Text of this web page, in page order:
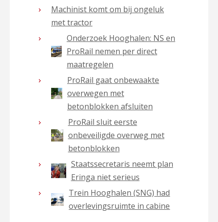
Machinist komt om bij ongeluk
met tractor
Onderzoek Hooghalen: NS en
ProRail nemen per direct
maatregelen
ProRail gaat onbewaakte
overwegen met
betonblokken afsluiten
ProRail sluit eerste
onbeveiligde overweg met
betonblokken
Staatssecretaris neemt plan
Eringa niet serieus
Trein Hooghalen (SNG) had
overlevingsruimte in cabine